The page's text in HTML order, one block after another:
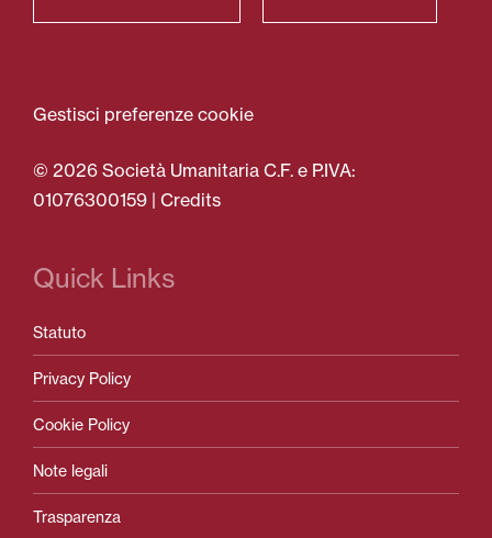
Gestisci preferenze cookie
© 2026 Società Umanitaria C.F. e P.IVA:
01076300159 | Credits
Quick Links
Statuto
Privacy Policy
Cookie Policy
Note legali
Trasparenza